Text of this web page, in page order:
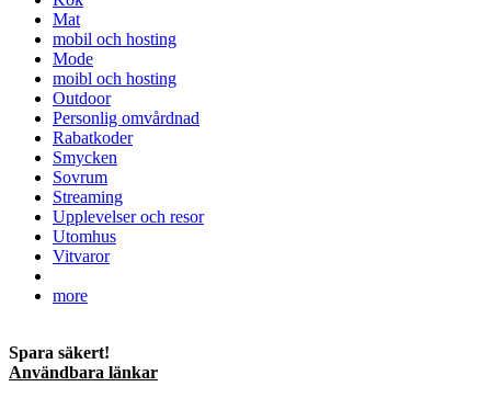
Mat
mobil och hosting
Mode
moibl och hosting
Outdoor
Personlig omvårdnad
Rabatkoder
Smycken
Sovrum
Streaming
Upplevelser och resor
Utomhus
Vitvaror
more
Spara säkert!
Användbara länkar